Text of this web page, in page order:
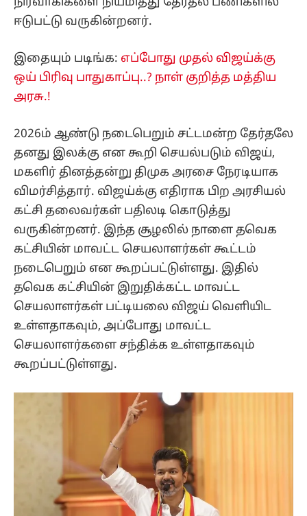
ஈடுபட்டு வருகின்றனர்.
இதையும் படிங்க: எப்போது முதல் விஜய்க்கு
ஒய் பிரிவு பாதுகாப்பு..? நாள் குறித்த மத்திய
அரசு.!
2026ம் ஆண்டு நடைபெறும் சட்டமன்ற தேர்தலே
தனது இலக்கு என கூறி செயல்படும் விஜய்,
மகளிர் தினத்தன்று திமுக அரசை நேரடியாக
விமர்சித்தார். விஜய்க்கு எதிராக பிற அரசியல்
கட்சி தலைவர்கள் பதிலடி கொடுத்து
வருகின்றனர். இந்த சூழலில் நாளை தவெக
கட்சியின் மாவட்ட செயலாளர்கள் கூட்டம்
நடைபெறும் என கூறப்பட்டுள்ளது. இதில்
தவெக கட்சியின் இறுதிக்கட்ட மாவட்ட
செயலாளர்கள் பட்டியலை விஜய் வெளியிட
உள்ளதாகவும், அப்போது மாவட்ட
செயலாளர்களை சந்திக்க உள்ளதாகவும்
கூறப்பட்டுள்ளது.